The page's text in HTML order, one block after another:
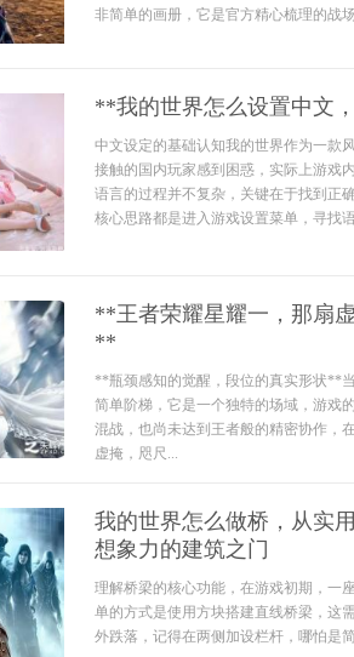
非简单的画册，它是官方精心梳理的战
**我的世界怎么设置中文
中文设定的基础认知我的世界作为一款
接触的国内玩家感到困惑，实际上游戏
语言的过程并不复杂，关键在于找到正
核心思路都是进入游戏设置菜单，寻找
**王者荣耀星耀一，那扇
**
**瓶颈感知的觉醒，段位的真实形状**
简单阶梯，它是一个独特的场域，游戏
混战，也尚未达到王者般的精密协作，
虚掩，咫尺...
我的世界怎么做桥，从实
想象力的建筑之门
理解桥梁的核心功能，在游戏初期，一
单的方式是使用方块搭建直线桥梁，这
外跌落，记得在两侧加设栏杆，哪怕是